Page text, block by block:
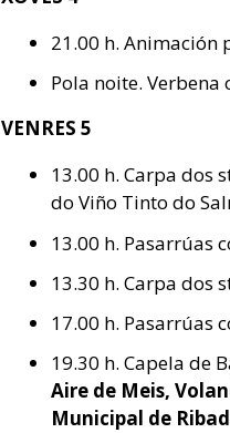
21.00 h. Animación
Pola noite. Verbena
VENRES 5
13.00 h. Carpa dos
do Viño Tinto do
13.00 h. Pasarrúas
13.30 h. Carpa dos
17.00 h. Pasarrúas
19.30 h. Capela de
Aire de Meis,
Municipal de